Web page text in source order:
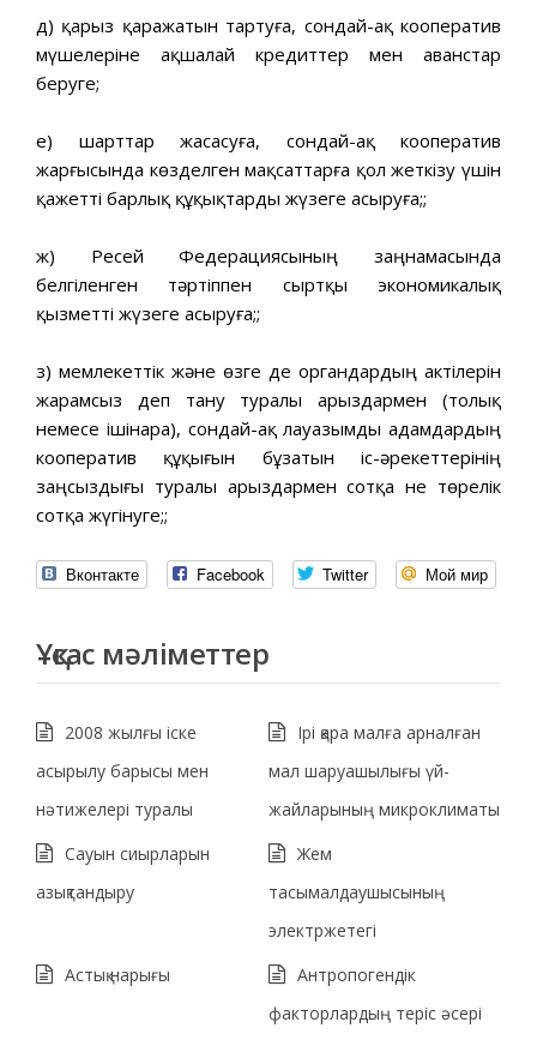
д) қарыз қаражатын тартуға, сондай-ақ кооператив
мүшелеріне ақшалай кредиттер мен аванстар
беруге;
е) шарттар жасасуға, сондай-ақ кооператив
жарғысында көзделген мақсаттарға қол жеткізу үшін
қажетті барлық құқықтарды жүзеге асыруға;;
ж) Ресей Федерациясының заңнамасында
белгіленген тәртіппен сыртқы экономикалық
қызметті жүзеге асыруға;;
з) мемлекеттік және өзге де органдардың актілерін
жарамсыз деп тану туралы арыздармен (толық
немесе ішінара), сондай-ақ лауазымды адамдардың
кооператив құқығын бұзатын іс-әрекеттерінің
заңсыздығы туралы арыздармен сотқа не төрелік
сотқа жүгінуге;;
Вконтакте Facebook Twitter Мой мир
Ұқсас мәліметтер
2008 жылғы іске
асырылу барысы мен
нәтижелері туралы
Ірі қара малға арналған
мал шаруашылығы үй-
жайларының микроклиматы
Сауын сиырларын
азықтандыру
Жем
тасымалдаушысының
электржетегі
Астық нарығы
Антропогендік
факторлардың теріс әсері